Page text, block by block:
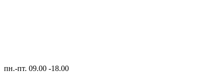
пн.-пт. 09.00 -18.00